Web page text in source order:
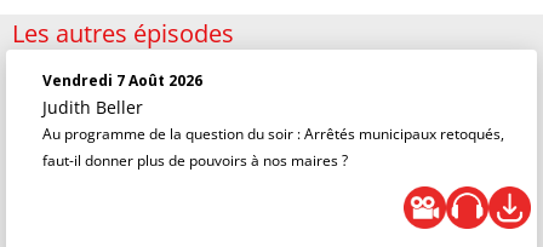
Les autres épisodes
Vendredi 7 Août 2026
Judith Beller
Au programme de la question du soir : Arrêtés municipaux retoqués,
faut-il donner plus de pouvoirs à nos maires ?